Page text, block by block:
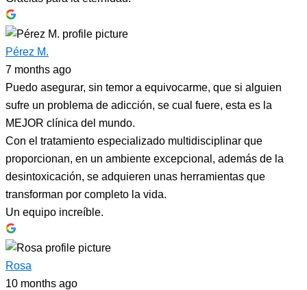
Pérez M.
7 months ago
Puedo asegurar, sin temor a equivocarme, que si alguien
sufre un problema de adicción, se cual fuere, esta es la
MEJOR clínica del mundo.
Con el tratamiento especializado multidisciplinar que
proporcionan, en un ambiente excepcional, además de la
desintoxicación, se adquieren unas herramientas que
transforman por completo la vida.
Un equipo increíble.
Rosa
10 months ago